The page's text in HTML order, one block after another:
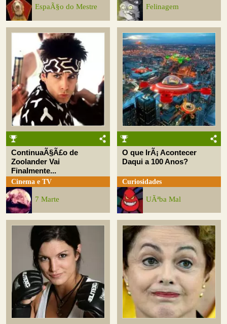
EspaÃ§o do Mestre Felinagem
ContinuaÃ§Ã£o de
Zoolander Vai
Finalmente...
Cinema e TV
7 Marte
O que IrÃ¡ Acontecer
Daqui a 100 Anos?
Curiosidades
UÃªba Mal